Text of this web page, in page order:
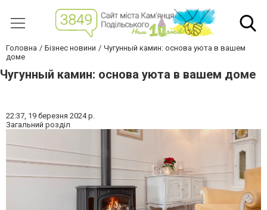
Головна Бізнес новини
Чугунный камин: основа уюта в вашем
доме
Чугунный камин: основа уюта в вашем доме
22:37, 19 березня 2024 р.
Загальний розділ